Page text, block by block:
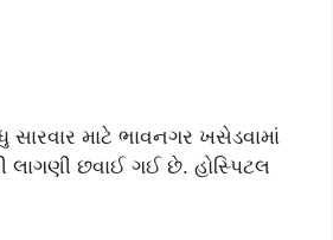
માટે ભાવનગર ખસેડવામાં
લાગણી છવાઈ ગઈ છે. હોસ્પિટલ